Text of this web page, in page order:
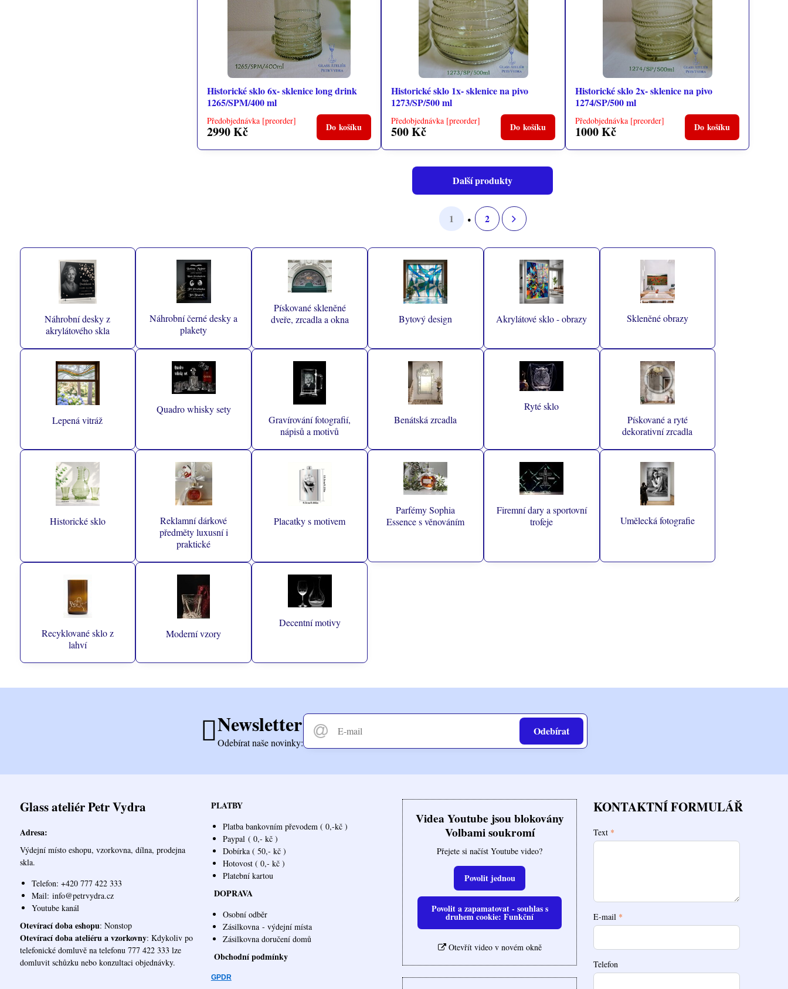
Historické sklo 6x- sklenice long drink
1265/SPM/400 ml
Předobjednávka [preorder]
2990 Kč Do košíku
Historické sklo 1x- sklenice na pivo
1273/SP/500 ml
Předobjednávka [preorder]
500 Kč Do košíku
Historické sklo 2x- sklenice na pivo
1274/SP/500 ml
Předobjednávka [preorder]
1000 Kč Do košíku
Další produkty
1 2
Náhrobní desky z
akrylátového skla
Náhrobní černé desky a
plakety
Pískované skleněné
dveře, zrcadla a okna
Bytový design Akrylátové sklo - obrazy Skleněné obrazy
Lepená vitráž
Quadro whisky sety
Gravírování fotografií,
nápisů a motivů
Benátská zrcadla
Ryté sklo
Pískované a ryté
dekorativní zrcadla
Historické sklo
Reklamní dárkové
předměty luxusní i
praktické
Placatky s motivem
Parfémy Sophia
Essence s věnováním
Firemní dary a sportovní
trofeje
Umělecká fotografie
Recyklované sklo z
lahví
Moderní vzory
Decentní motivy
Newsletter
Odebírat naše novinky:
Odebírat
Glass ateliér Petr Vydra
Adresa:
Výdejní místo eshopu, vzorkovna, dílna, prodejna
skla.
Telefon: +420 777 422 333
Mail: info@petrvydra.cz
Youtube kanál
Otevírací doba eshopu: Nonstop
Otevírací doba ateliéru a vzorkovny: Kdykoliv po
telefonické domluvě na telefonu 777 422 333 lze
domluvit schůzku nebo konzultaci objednávky.
PLATBY
Platba bankovním převodem ( 0,-kč )
Paypal( 0,- kč )
Dobírka ( 50,- kč )
Hotovost ( 0,- kč )
Platební kartou
DOPRAVA
Osobní odběr
Zásilkovna - výdejní místa
Zásilkovna doručení domů
Obchodní podmínky
GPDR
Videa Youtube jsou blokovány
Volbami soukromí
Přejete si načíst Youtube video?
Povolit jednou
Povolit a zapamatovat - souhlas s
druhem cookie: Funkční
Otevřít video v novém okně
KONTAKTNÍ FORMULÁŘ
Text *
E-mail *
Telefon